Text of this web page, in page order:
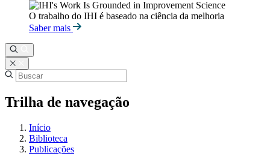
O trabalho do IHI é baseado na ciência da melhoria
Saber mais
Trilha de navegação
Início
Biblioteca
Publicações